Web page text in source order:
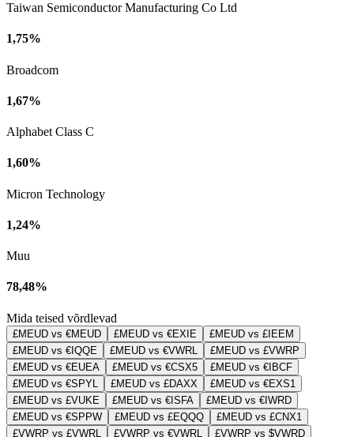
Taiwan Semiconductor Manufacturing Co Ltd
1,75%
Broadcom
1,67%
Alphabet Class C
1,60%
Micron Technology
1,24%
Muu
78,48%
Mida teised võrdlevad
£MEUD vs €MEUD £MEUD vs €EXIE
£MEUD vs £IEEM
£MEUD vs €IQQE
£MEUD vs €VWRL
£MEUD vs £VWRP
£MEUD vs €EUEA
£MEUD vs €CSX5
£MEUD vs €IBCF
£MEUD vs €SPYL
£MEUD vs £DAXX
£MEUD vs €EXS1
£MEUD vs £VUKE
£MEUD vs €ISFA
£MEUD vs €IWRD
£MEUD vs €SPPW
£MEUD vs £EQQQ
£MEUD vs £CNX1
£VWRP vs £VWRL
£VWRP vs €VWRL
£VWRP vs $VWRD